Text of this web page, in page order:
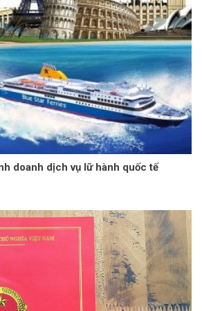
doanh dịch vụ lữ hành quốc tế